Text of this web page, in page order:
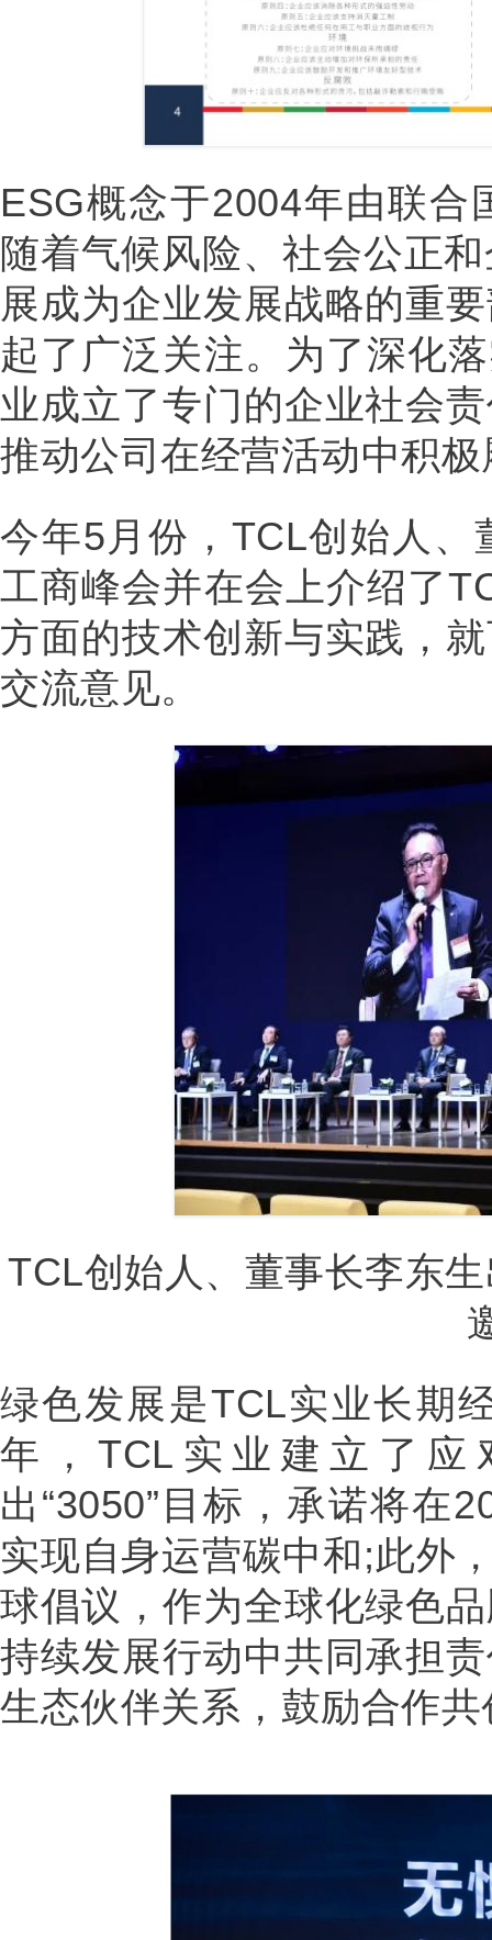
ESG概念于2004年由联
随着气候风险、社会公正和
展成为企业发展战略的重
起了广泛关注。为了深化
业成立了专门的企业社会
推动公司在经营活动中积
今年5月份，TCL创始人
工商峰会并在会上介绍了
方面的技术创新与实践，
交流意见。
TCL创始人、董事长李东
绿色发展是TCL实业长期
年，TCL实业建立了
出“3050”目标，承诺将在
实现自身运营碳中和;此外
球倡议，作为全球化绿色
持续发展行动中共同承担
生态伙伴关系，鼓励合作